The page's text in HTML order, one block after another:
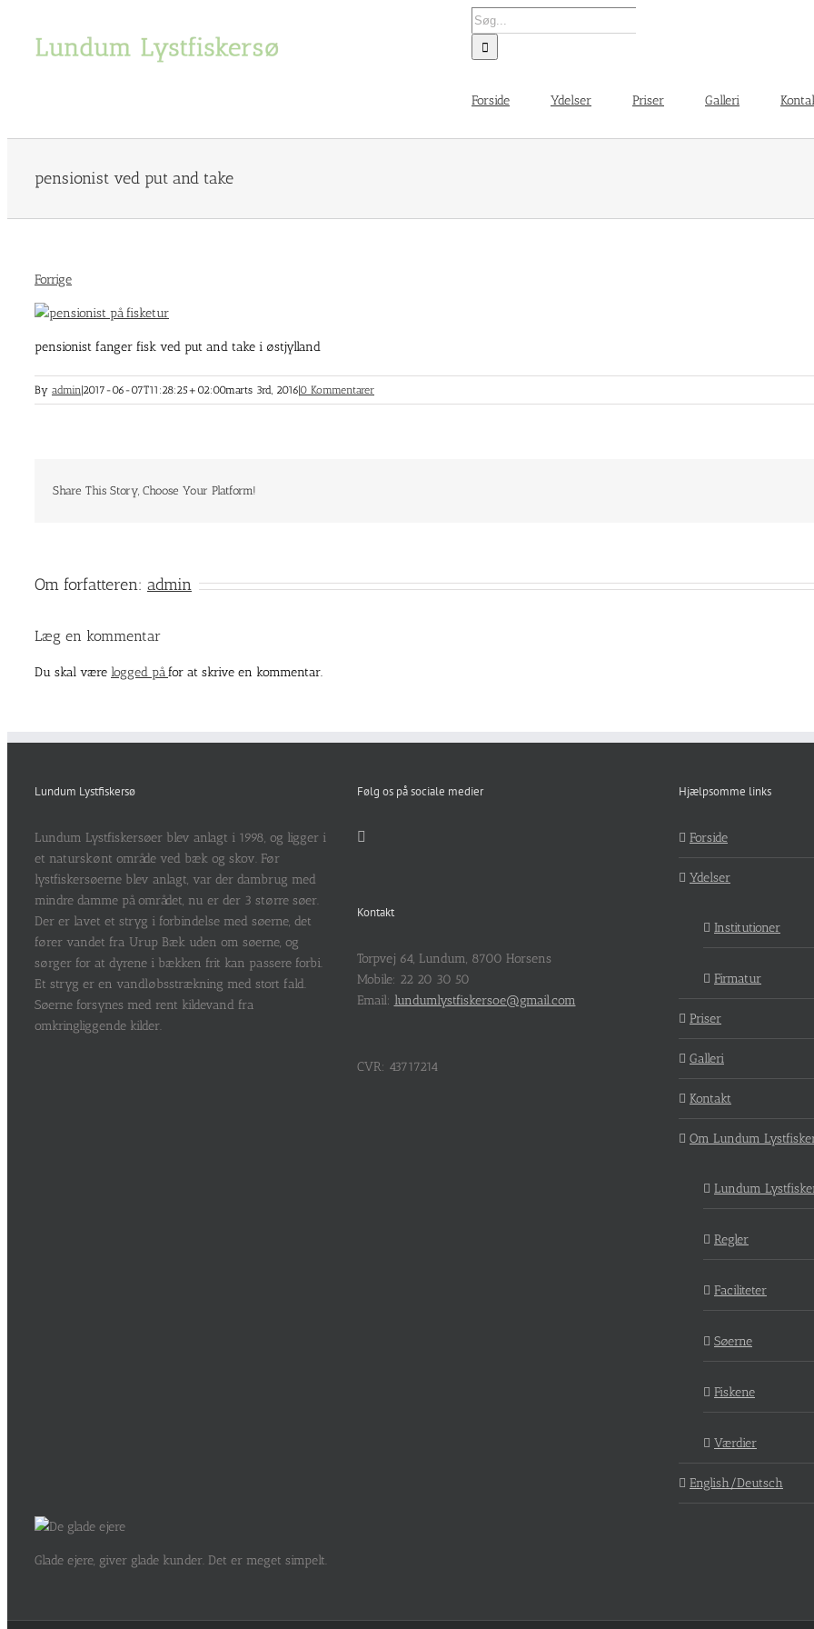
content
Søg
efter:
Forside Ydelser Priser Galleri
pensionist ved put and take
Forrige
pensionist fanger fisk ved put and take i østjylland
By admin 2017-06-07T11:28:25+02:00marts 3rd, 2016 0 Kommentarer
Share This Story, Choose Your Platform!
Om forfatteren: admin
Læg en kommentar
Du skal være logged påfor at skrive en kommentar.
Lundum Lystfiskersø
Lundum Lystfiskersøer blev anlagt i 1998, og ligger i
et naturskønt område ved bæk og skov. Før
lystfiskersøerne blev anlagt, var der dambrug med
mindre damme på området, nu er der 3 større søer.
Der er lavet et stryg i forbindelse med søerne, det
fører vandet fra Urup Bæk uden om søerne, og
sørger for at dyrene i bækken frit kan passere forbi.
Et stryg er en vandløbsstrækning med stort fald.
Søerne forsynes med rent kildevand fra
omkringliggende kilder.
Følg os på sociale medier
Kontakt
Torpvej 64, Lundum, 8700 Horsens
Mobile: 22 20 30 50
Email: lundumlystfiskersoe@gmail.com
CVR: 43717214
Hjælpsomme links
Forside
Ydelser
Institutioner
Firmatur
Priser
Galleri
Kontakt
Om Lundum
Lundum
Regler
Faciliteter
Søerne
Fiskene
Værdier
English/Deutsch
Glade ejere, giver glade kunder. Det er meget simpelt.